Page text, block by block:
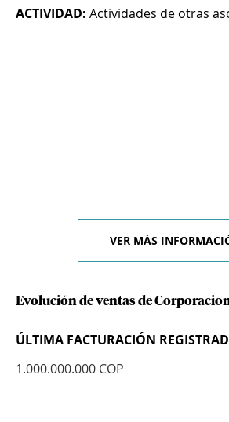
ACTIVIDAD: Actividades de otras
VER MÁS
Evolución de ventas de
ÚLTIMA FACTURACIÓN
1.000.000.000 COP